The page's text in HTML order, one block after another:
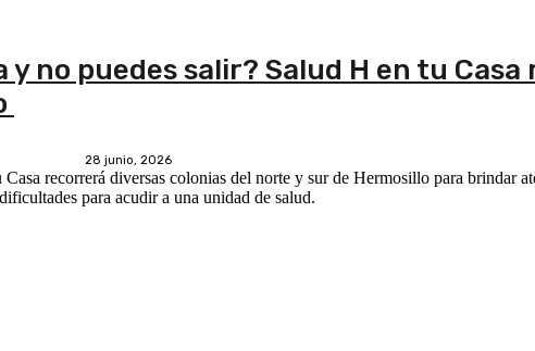
no puedes salir? Salud H en tu
28 junio, 2026
recorrerá diversas colonias del norte y sur de Hermosillo para brindar
para acudir a una unidad de salud.